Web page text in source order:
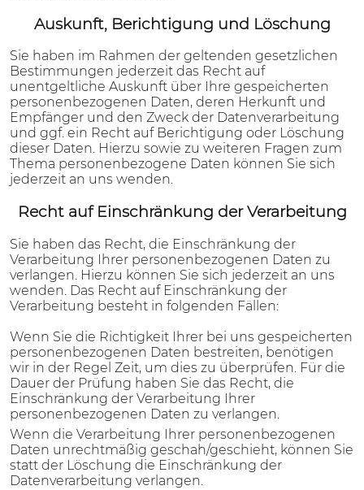
Auskunft, Berichtigung und Löschung
Sie haben im Rahmen der geltenden gesetzlichen
Bestimmungen jederzeit das Recht auf
unentgeltliche Auskunft über Ihre gespeicherten
personenbezogenen Daten, deren Herkunft und
Empfänger und den Zweck der Datenverarbeitung
und ggf. ein Recht auf Berichtigung oder Löschung
dieser Daten. Hierzu sowie zu weiteren Fragen zum
Thema personenbezogene Daten können Sie sich
jederzeit an uns wenden.
Recht auf Einschränkung der Verarbeitung
Sie haben das Recht, die Einschränkung der
Verarbeitung Ihrer personenbezogenen Daten zu
verlangen. Hierzu können Sie sich jederzeit an uns
wenden. Das Recht auf Einschränkung der
Verarbeitung besteht in folgenden Fällen:
Wenn Sie die Richtigkeit Ihrer bei uns gespeicherten
personenbezogenen Daten bestreiten, benötigen
wir in der Regel Zeit, um dies zu überprüfen. Für die
Dauer der Prüfung haben Sie das Recht, die
Einschränkung der Verarbeitung Ihrer
personenbezogenen Daten zu verlangen.
Wenn die Verarbeitung Ihrer personenbezogenen
Daten unrechtmäßig geschah/geschieht, können Sie
statt der Löschung die Einschränkung der
Datenverarbeitung verlangen.